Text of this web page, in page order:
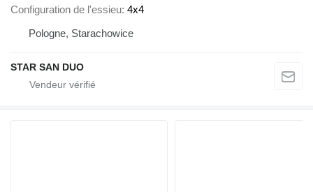
Configuration de l'essieu 4x4
Pologne, Starachowice
STAR SAN DUO